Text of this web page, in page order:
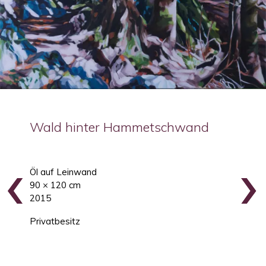
‹ ›
Wald hinter Hammetschwand
Öl auf Leinwand
90 × 120 cm
2015
Privatbesitz
‹ ›